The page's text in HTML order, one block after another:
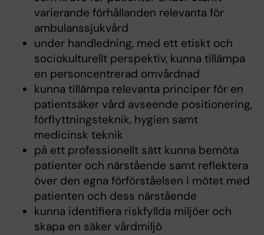
varierande förhållanden relevanta för
ambulanssjukvård
under handledning, med ett etiskt och
sociokulturellt perspektiv, kunna tillämpa
en personcentrerad omvårdnad
kunna tillämpa relevanta principer för en
patientsäker vård avseende positionering,
förflyttningsteknik, hygien samt
medicinsk teknik
på ett professionellt sätt kunna bemöta
patienter och närstående samt reflektera
över den egna förförståelsen i mötet med
patienten och dess närstående
kunna identifiera riskfyllda miljöer och
skapa en säker vårdmiljö